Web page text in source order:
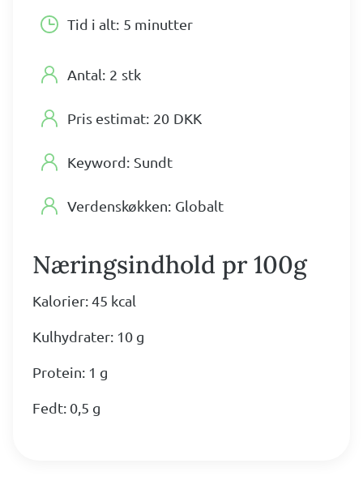
Tid i alt: 5 minutter
Antal: 2 stk
Pris estimat: 20 DKK
Keyword: Sundt
Verdenskøkken: Globalt
Næringsindhold pr 100g
Kalorier: 45 kcal
Kulhydrater: 10 g
Protein: 1 g
Fedt: 0,5 g